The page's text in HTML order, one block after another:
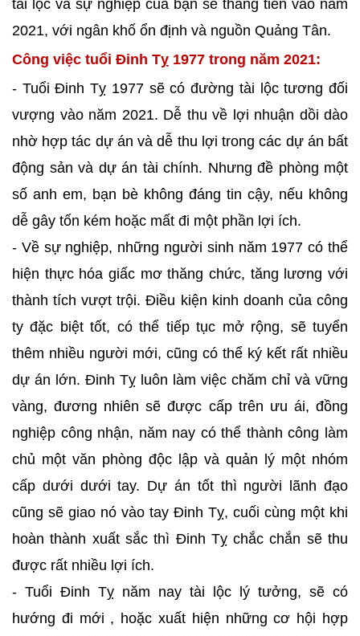
tài lộc và sự nghiệp của bạn sẽ thăng tiến vào năm
2021, với ngân khố ổn định và nguồn Quảng Tân.
Công việc tuổi Đinh Tỵ 1977 trong năm 2021:
- Tuổi Đinh Tỵ 1977 sẽ có đường tài lộc tương đối
vượng vào năm 2021. Dễ thu về lợi nhuận dồi dào
nhờ hợp tác dự án và dễ thu lợi trong các dự án bất
động sản và dự án tài chính. Nhưng đề phòng một
số anh em, bạn bè không đáng tin cậy, nếu không
dễ gây tốn kém hoặc mất đi một phần lợi ích.
- Về sự nghiệp, những người sinh năm 1977 có thể
hiện thực hóa giấc mơ thăng chức, tăng lương với
thành tích vượt trội. Điều kiện kinh doanh của công
ty đặc biệt tốt, có thể tiếp tục mở rộng, sẽ tuyển
thêm nhiều người mới, cũng có thể ký kết rất nhiều
dự án lớn. Đinh Tỵ luôn làm việc chăm chỉ và vững
vàng, đương nhiên sẽ được cấp trên ưu ái, đồng
nghiệp công nhận, năm nay có thể thành công làm
chủ một văn phòng độc lập và quản lý một nhóm
cấp dưới dưới tay. Dự án tốt thì người lãnh đạo
cũng sẽ giao nó vào tay Đinh Tỵ, cuối cùng một khi
hoàn thành xuất sắc thì Đinh Tỵ chắc chắn sẽ thu
được rất nhiều lợi ích.
- Tuổi Đinh Tỵ năm nay tài lộc lý tưởng, sẽ có
hướng đi mới , hoặc xuất hiện những cơ hội hợp